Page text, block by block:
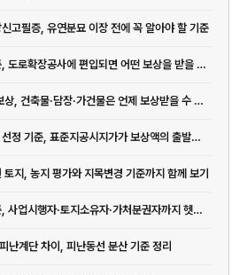
고필증, 유연분묘 이장 전에 꼭 알아야 할 기준
[법규] 음식점 영업보상 기준, 도로확장공사에 편입되면 어떤 보상을 받을 수 있을까
[법규] 국유지 무단 지장물 보상, 건축물·담장·가건물은 언제 보상받을 수 있을까
[법규] 토지보상 비교표준지 선정 기준, 표준지공시지가가 보상액의 출발점이 되는 이유
지, 농지 평가와 지목변경 기준까지 함께 보기
[법규] 토지보상 관계인 기준, 사업시행자·토지소유자·가처분권자까지 헷갈리는 지점 정리
난계단 차이, 피난동선 분산 기준 정리